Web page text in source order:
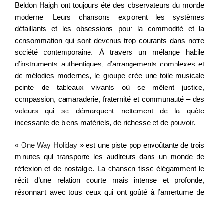
Beldon Haigh ont toujours été des observateurs du monde
moderne. Leurs chansons explorent les systèmes
défaillants et les obsessions pour la commodité et la
consommation qui sont devenus trop courants dans notre
société contemporaine. À travers un mélange habile
d’instruments authentiques, d’arrangements complexes et
de mélodies modernes, le groupe crée une toile musicale
peinte de tableaux vivants où se mêlent justice,
compassion, camaraderie, fraternité et communauté – des
valeurs qui se démarquent nettement de la quête
incessante de biens matériels, de richesse et de pouvoir.
« One Way Holiday» est une piste pop envoûtante de trois
minutes qui transporte les auditeurs dans un monde de
réflexion et de nostalgie. La chanson tisse élégamment le
récit d’une relation courte mais intense et profonde,
résonnant avec tous ceux qui ont goûté à l’amertume de